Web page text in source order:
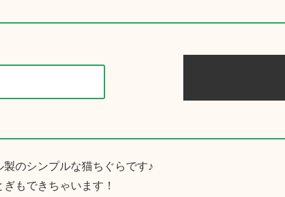
製のシンプルな猫ちぐらです♪
もできちゃいます！